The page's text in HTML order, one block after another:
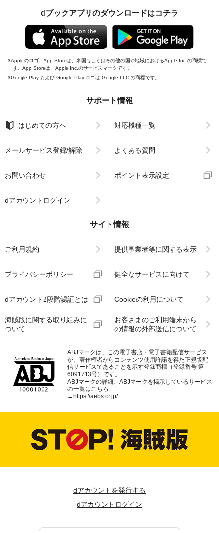
dブックアプリのダウンロードはコチラ
Appleのロゴ、App Storeは、米国もしくはその他の国や地域におけるApple Inc.の商標で
す。App Storeは、Apple Inc.のサービスマークです。
Google Play および Google Play ロゴは Google LLC の商標です。
サポート情報
はじめての方へ 対応機種一覧
メールサービス登録/解除 よくある質問
お問い合わせ ポイント表示設定
dアカウントログイン
サイト情報
ご利用規約 提供事業者等に関する表示
プライバシーポリシー 健全なサービスに向けて
dアカウント2段階認証とは Cookieの利用について
海賊版に関する取り組みに
ついて
お客さまのご利用端末から
の情報の外部送信について
ABJマークは、この電子書店・電子書籍配信サービス
が、著作権者からコンテンツ使用許諾を得た正規版配
信サービスであることを示す登録商標（登録番号 第
6091713号）です。
ABJマークの詳細、ABJマークを掲示しているサービス
の一覧はこちら
→ https://aebs.or.jp/
dアカウントを発行する
dアカウントログイン